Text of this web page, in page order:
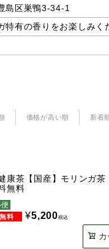
島区巣鴨3-34-1
特有の香りをお楽しみ
価格が高い順 新着
康茶【国産】モリンガ
無料
¥5,200税込